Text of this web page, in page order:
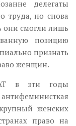
делегаты
труда, но снова
они смогли лишь
позицию
признать
женщин.
в эти годы
женских
право на